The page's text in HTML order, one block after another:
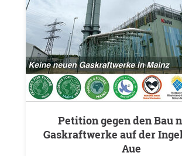
Petition gegen den Bau neuer
Gaskraftwerke auf der
Aue